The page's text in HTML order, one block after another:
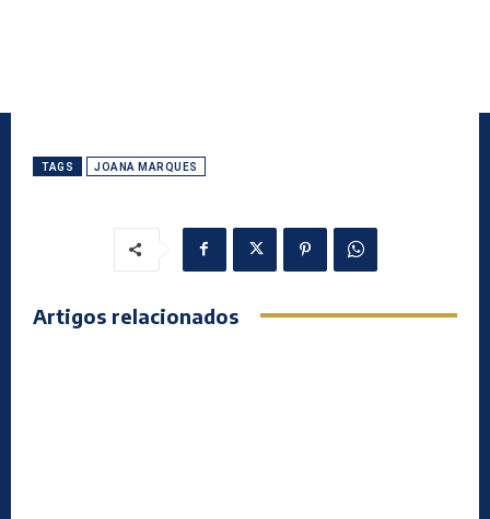
TAGS JOANA MARQUES
Artigos relacionados